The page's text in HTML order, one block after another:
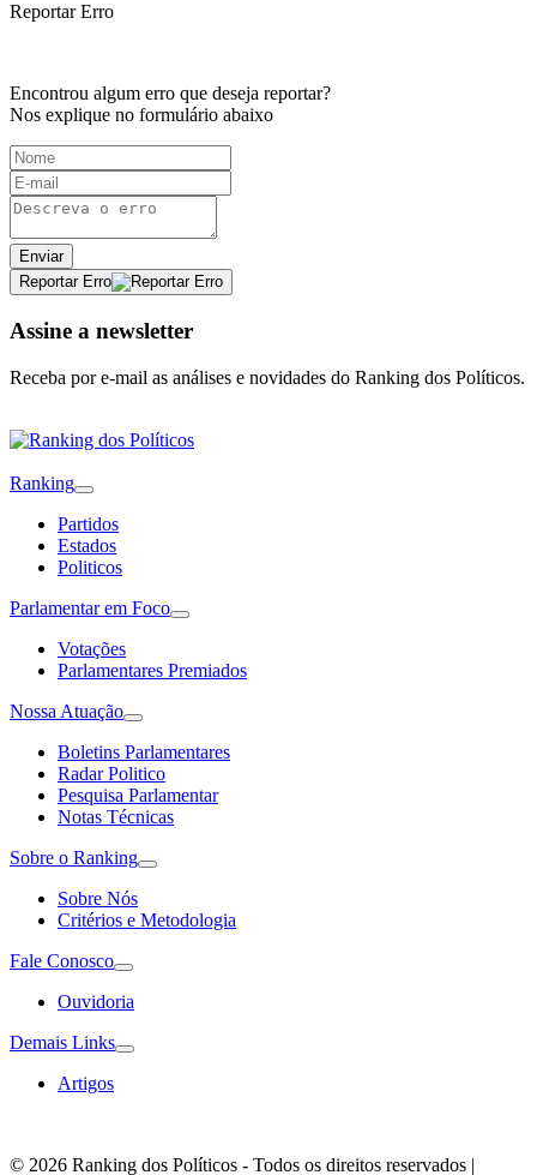
Reportar Erro
Encontrou algum erro que deseja reportar?
Nos explique no formulário abaixo
Enviar
Reportar Erro
Assine a newsletter
Receba por e-mail as análises e novidades do Ranking dos Políticos.
Ranking
Partidos
Estados
Politicos
Parlamentar em Foco
Votações
Parlamentares Premiados
Nossa Atuação
Boletins Parlamentares
Radar Politico
Pesquisa Parlamentar
Notas Técnicas
Sobre o Ranking
Sobre Nós
Critérios e Metodologia
Fale Conosco
Ouvidoria
Demais Links
Artigos
© 2026 Ranking dos Políticos - Todos os direitos reservados |